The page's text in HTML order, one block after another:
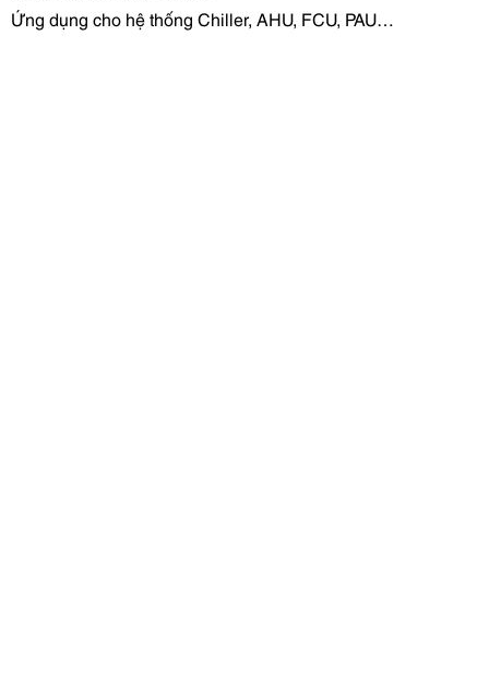
Ứng dụng cho hệ thống Chiller, AHU, FCU, PAU…